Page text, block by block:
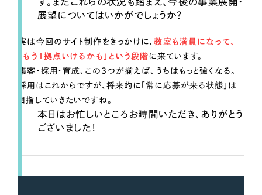
す。またこれらの状況も踏まえ、今後の事業展開・
展望についてはいかがでしょうか？
実は今回のサイト制作をきっかけに、教室も満員になって、
「もう1拠点いけるかも」という段階に来ています。
集客・採用・育成、この3つが揃えば、うちはもっと強くなる。
採用はこれからですが、将来的に「常に応募が来る状態」は
目指していきたいですね。
本日はお忙しいところお時間いただき、ありがとう
ございました！